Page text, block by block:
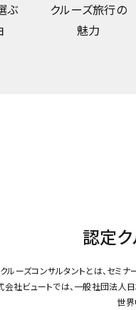
ぶ
クルーズ旅行の
魅力
認定
クルーズコンサルタントとは、セミ
会社ビュートでは、一般社団法人
世界